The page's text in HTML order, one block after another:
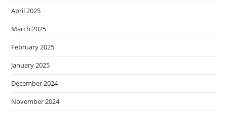
April 2025
March 2025
February 2025
January 2025
December 2024
November 2024